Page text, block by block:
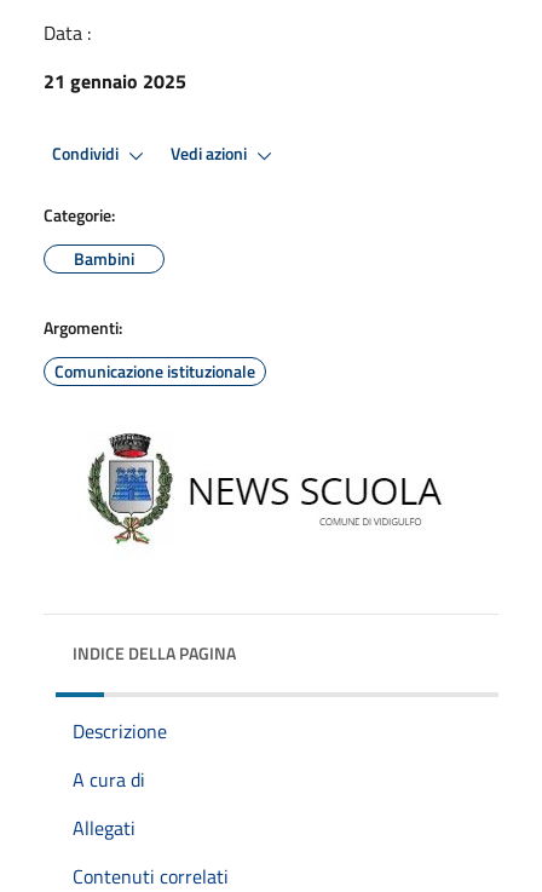
Data :
21 gennaio 2025
Condividi Vedi azioni
Categorie:
Bambini
Argomenti:
Comunicazione istituzionale
INDICE DELLA PAGINA
Descrizione
A cura di
Allegati
Contenuti correlati